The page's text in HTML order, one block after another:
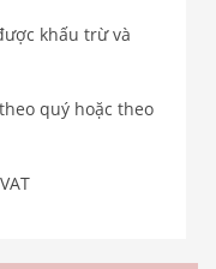
khấu trừ và
quý hoặc theo